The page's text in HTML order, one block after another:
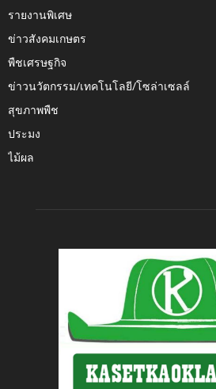
รายงานพิเศษ
ข่าวสังคมเกษตร
พืชเศรษฐกิจ
ข่าวนวัตกรรม/เทคโนโลยี/โซล่าเซลล์
สุขภาพพืช
ประมง
ไม้ผล